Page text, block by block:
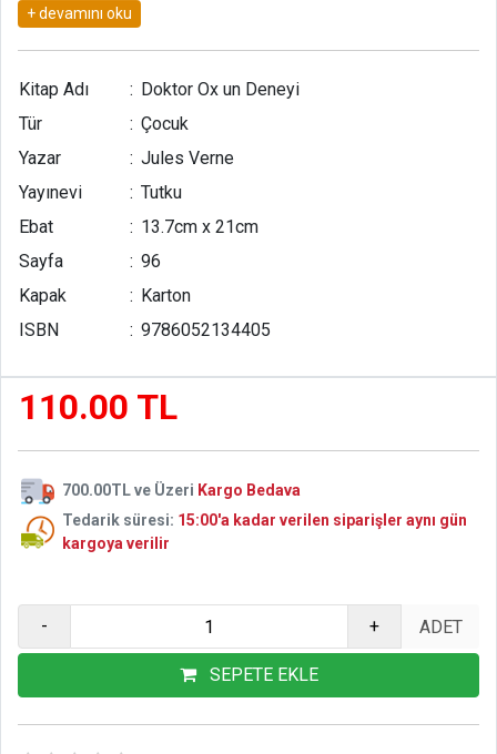
bölümleriyle elinizden düşürmeyeceğiniz bir kitap…
Kitap Adı : Doktor Ox un Deneyi
Tür
: Çocuk
Yazar
: Jules Verne
Yayınevi
: Tutku
Ebat
: 13.7cm x 21cm
Sayfa
: 96
Kapak
: Karton
ISBN
: 9786052134405
110.00 TL
700.00TL ve Üzeri Kargo Bedava
Tedarik süresi: 15:00'a kadar verilen siparişler aynı gün
kargoya verilir
- +
SEPETE EKLE